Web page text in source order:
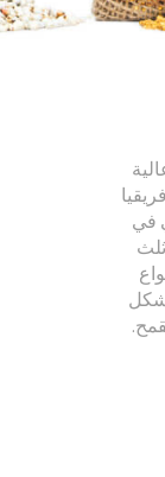
في
ثلث
شكل